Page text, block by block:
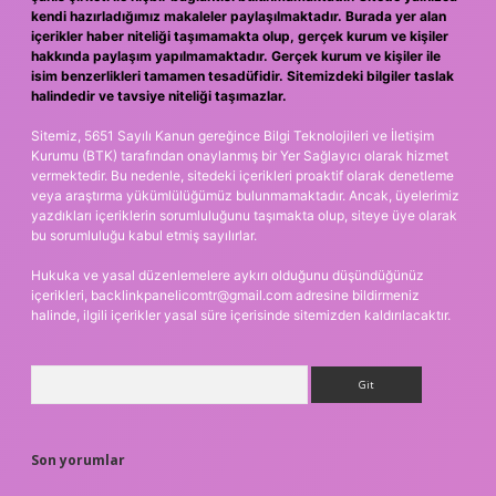
kendi hazırladığımız makaleler paylaşılmaktadır. Burada yer alan
içerikler haber niteliği taşımamakta olup, gerçek kurum ve kişiler
hakkında paylaşım yapılmamaktadır. Gerçek kurum ve kişiler ile
isim benzerlikleri tamamen tesadüfidir. Sitemizdeki bilgiler taslak
halindedir ve tavsiye niteliği taşımazlar.
Sitemiz, 5651 Sayılı Kanun gereğince Bilgi Teknolojileri ve İletişim
Kurumu (BTK) tarafından onaylanmış bir Yer Sağlayıcı olarak hizmet
vermektedir. Bu nedenle, sitedeki içerikleri proaktif olarak denetleme
veya araştırma yükümlülüğümüz bulunmamaktadır. Ancak, üyelerimiz
yazdıkları içeriklerin sorumluluğunu taşımakta olup, siteye üye olarak
bu sorumluluğu kabul etmiş sayılırlar.
Hukuka ve yasal düzenlemelere aykırı olduğunu düşündüğünüz
içerikleri, backlinkpanelicomtr@gmail.com adresine bildirmeniz
halinde, ilgili içerikler yasal süre içerisinde sitemizden kaldırılacaktır.
Son yorumlar